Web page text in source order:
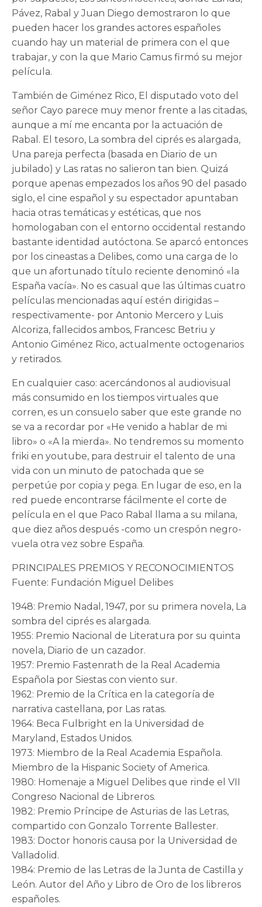
Pávez, Rabal y Juan Diego demostraron lo que
pueden hacer los grandes actores españoles
cuando hay un material de primera con el que
trabajar, y con la que Mario Camus firmó su mejor
película.
También de Giménez Rico, El disputado voto del
señor Cayo parece muy menor frente a las citadas,
aunque a mí me encanta por la actuación de
Rabal. El tesoro, La sombra del ciprés es alargada,
Una pareja perfecta (basada en Diario de un
jubilado) y Las ratas no salieron tan bien. Quizá
porque apenas empezados los años 90 del pasado
siglo, el cine español y su espectador apuntaban
hacia otras temáticas y estéticas, que nos
homologaban con el entorno occidental restando
bastante identidad autóctona. Se aparcó entonces
por los cineastas a Delibes, como una carga de lo
que un afortunado título reciente denominó «la
España vacía». No es casual que las últimas cuatro
películas mencionadas aquí estén dirigidas –
respectivamente- por Antonio Mercero y Luis
Alcoriza, fallecidos ambos, Francesc Betriu y
Antonio Giménez Rico, actualmente octogenarios
y retirados.
En cualquier caso: acercándonos al audiovisual
más consumido en los tiempos virtuales que
corren, es un consuelo saber que este grande no
se va a recordar por «He venido a hablar de mi
libro» o «A la mierda». No tendremos su momento
friki en youtube, para destruir el talento de una
vida con un minuto de patochada que se
perpetúe por copia y pega. En lugar de eso, en la
red puede encontrarse fácilmente el corte de
película en el que Paco Rabal llama a su milana,
que diez años después -como un crespón negro-
vuela otra vez sobre España.
PRINCIPALES PREMIOS Y RECONOCIMIENTOS
Fuente: Fundación Miguel Delibes
1948: Premio Nadal, 1947, por su primera novela, La
sombra del ciprés es alargada.
1955: Premio Nacional de Literatura por su quinta
novela, Diario de un cazador.
1957: Premio Fastenrath de la Real Academia
Española por Siestas con viento sur.
1962: Premio de la Crítica en la categoría de
narrativa castellana, por Las ratas.
1964: Beca Fulbright en la Universidad de
Maryland, Estados Unidos.
1973: Miembro de la Real Academia Española.
Miembro de la Hispanic Society of America.
1980: Homenaje a Miguel Delibes que rinde el VII
Congreso Nacional de Libreros.
1982: Premio Príncipe de Asturias de las Letras,
compartido con Gonzalo Torrente Ballester.
1983: Doctor honoris causa por la Universidad de
Valladolid.
1984: Premio de las Letras de la Junta de Castilla y
León. Autor del Año y Libro de Oro de los libreros
españoles.